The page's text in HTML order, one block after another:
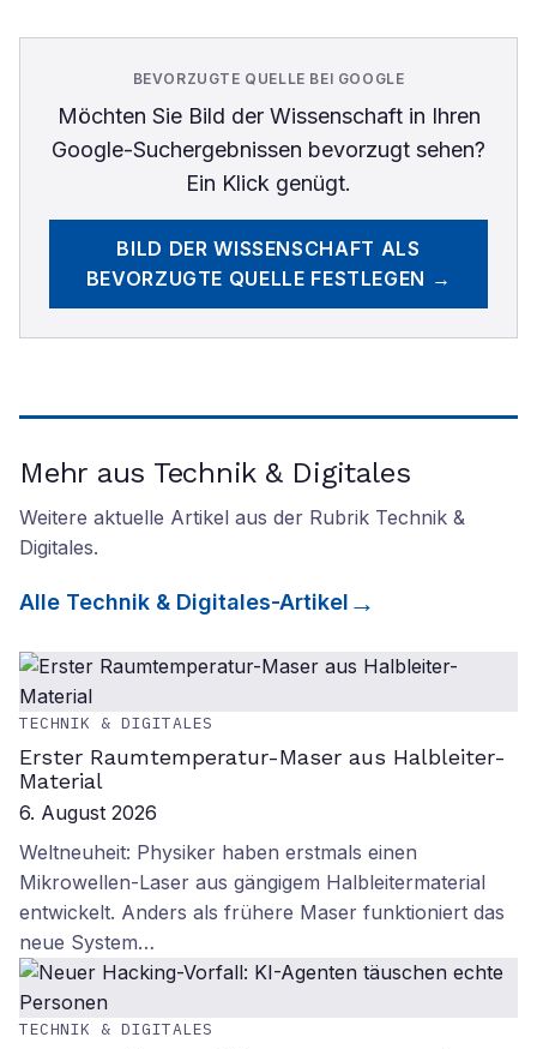
BEVORZUGTE QUELLE BEI GOOGLE
Möchten Sie Bild der Wissenschaftin Ihren
Google-Suchergebnissen bevorzugt sehen?
Ein Klick genügt.
BILD DER WISSENSCHAFT ALS
BEVORZUGTE QUELLE FESTLEGEN →
Mehr aus Technik & Digitales
Weitere aktuelle Artikel aus der Rubrik Technik &
Digitales.
Alle Technik & Digitales-Artikel
TECHNIK & DIGITALES
Erster Raumtemperatur-Maser aus Halbleiter-
Material
6. August 2026
Weltneuheit: Physiker haben erstmals einen
Mikrowellen-Laser aus gängigem Halbleitermaterial
entwickelt. Anders als frühere Maser funktioniert das
neue System…
TECHNIK & DIGITALES